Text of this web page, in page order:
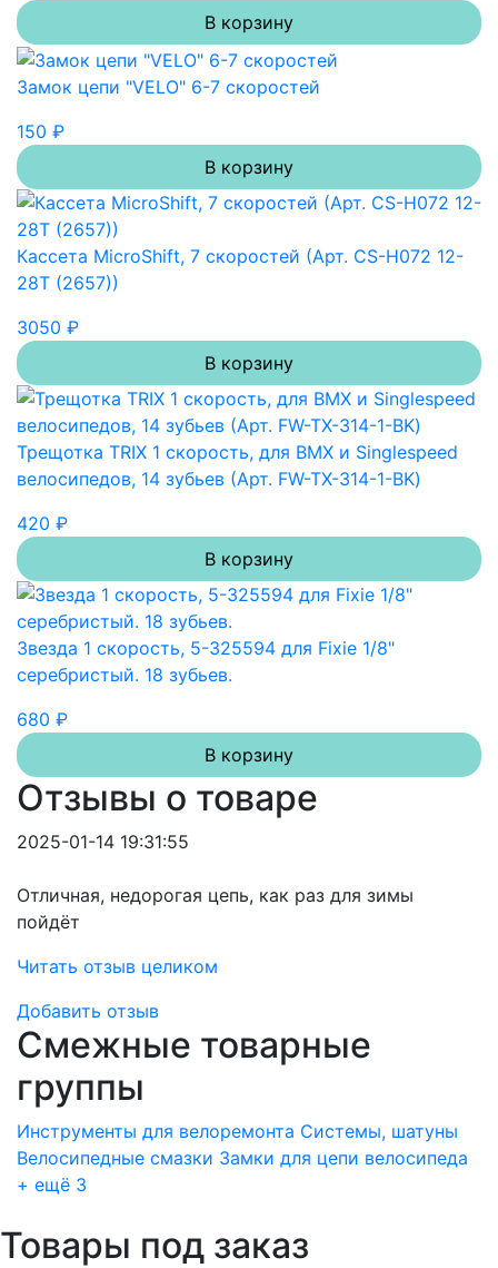
В корзину
Замок цепи "VELO" 6-7 скоростей
150 ₽
В корзину
Кассета MicroShift, 7 скоростей (Арт. CS-H072 12-
28T (2657))
3050 ₽
В корзину
Трещотка TRIX 1 скорость, для BMX и Singlespeed
велосипедов, 14 зубьев (Арт. FW-TX-314-1-BK)
420 ₽
В корзину
Звезда 1 скорость, 5-325594 для Fixie 1/8"
серебристый. 18 зубьев.
680 ₽
В корзину
Отзывы о товаре
2025-01-14 19:31:55
Отличная, недорогая цепь, как раз для зимы
пойдёт
Читать отзыв целиком
Добавить отзыв
Смежные товарные
группы
Инструменты для велоремонта Системы, шатуны
Велосипедные смазки Замки для цепи велосипеда
+ ещё 3
Товары под заказ